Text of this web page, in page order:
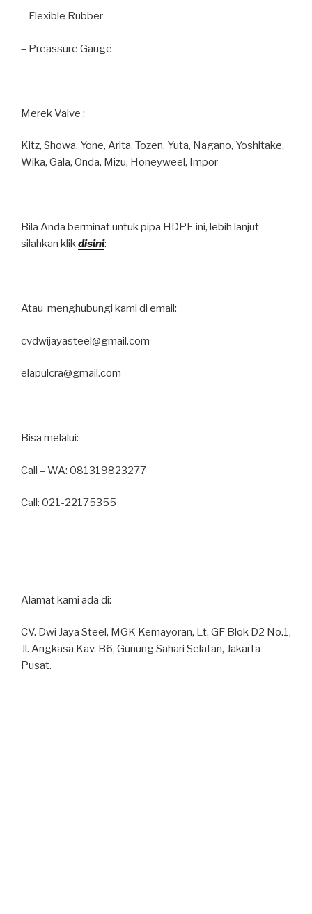
– Flexible Rubber
– Preassure Gauge
Merek Valve :
Kitz, Showa, Yone, Arita, Tozen, Yuta, Nagano, Yoshitake,
Wika, Gala, Onda, Mizu, Honeyweel, Impor
Bila Anda berminat untuk pipa HDPE ini, lebih lanjut
silahkan klikdisini:
Atau menghubungi kami di email:
cvdwijayasteel@gmail.com
elapulcra@gmail.com
Bisa melalui:
Call – WA: 081319823277
Call: 021-22175355
Alamat kami ada di:
CV. Dwi Jaya Steel, MGK Kemayoran, Lt. GF Blok D2 No.1,
Jl. Angkasa Kav. B6, Gunung Sahari Selatan, Jakarta
Pusat.